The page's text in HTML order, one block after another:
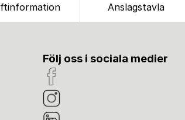
Anslagstavla
Följ oss i sociala medier